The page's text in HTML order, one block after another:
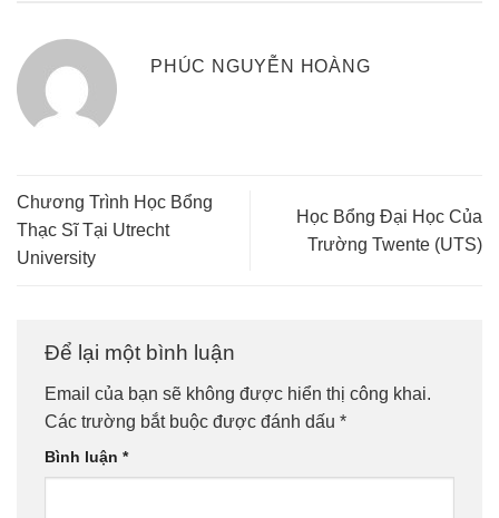
PHÚC NGUYỄN HOÀNG
Chương Trình Học Bổng
Thạc Sĩ Tại Utrecht
University
Học Bổng Đại Học Của
Trường Twente (UTS)
Để lại một bình luận
Email của bạn sẽ không được hiển thị công khai.
Các trường bắt buộc được đánh dấu *
Bình luận *